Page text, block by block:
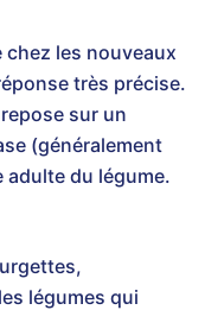
les nouveaux
très précise.
repose sur un
(généralement
adulte du légume.
légumes qui